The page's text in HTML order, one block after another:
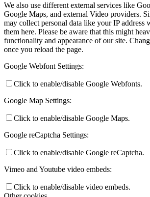
We also use different external services like
Google Maps, and external Video providers.
may collect personal data like your IP
them here. Please be aware that this might
functionality and appearance of our site.
once you reload the page.
Google Webfont Settings:
Click to enable/disable Google Webfonts.
Google Map Settings:
Click to enable/disable Google Maps.
Google reCaptcha Settings:
Click to enable/disable Google reCaptcha.
Vimeo and Youtube video embeds:
Click to enable/disable video embeds.